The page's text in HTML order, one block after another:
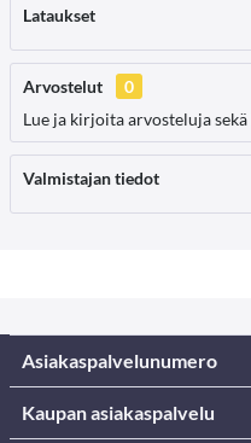
Lataukset
Arvostelut
0
Lue ja kirjoita arvosteluja
Valmistajan tiedot
Asiakaspalvelunumero
Kaupan asiakaspalvelu